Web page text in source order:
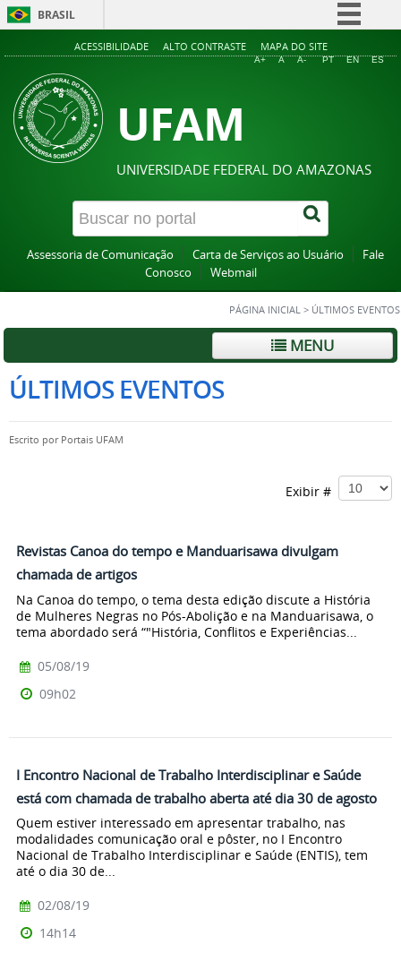
BRASIL
Simplifique!
Acesso à informação
ACESSIBILIDADE ALTO CONTRASTE MAPA DO SITE
A+ A A- PT EN ES
UFAM
UNIVERSIDADE FEDERAL DO AMAZONAS
Assessoria de Comunicação Carta de Serviços ao Usuário
Fale
Conosco
Webmail
PÁGINA INICIAL > ÚLTIMOS EVENTOS
MENU
ÚLTIMOS EVENTOS
Escrito por Portais UFAM
Exibir #
Revistas Canoa do tempo e Manduarisawa divulgam
chamada de artigos
Na Canoa do tempo, o tema desta edição discute a História
de Mulheres Negras no Pós-Abolição e na Manduarisawa, o
tema abordado será “"História, Conflitos e Experiências...
05/08/19
09h02
I Encontro Nacional de Trabalho Interdisciplinar e Saúde
está com chamada de trabalho aberta até dia 30 de agosto
Quem estiver interessado em apresentar trabalho, nas
modalidades comunicação oral e pôster, no I Encontro
Nacional de Trabalho Interdisciplinar e Saúde (ENTIS), tem
até o dia 30 de...
02/08/19
14h14